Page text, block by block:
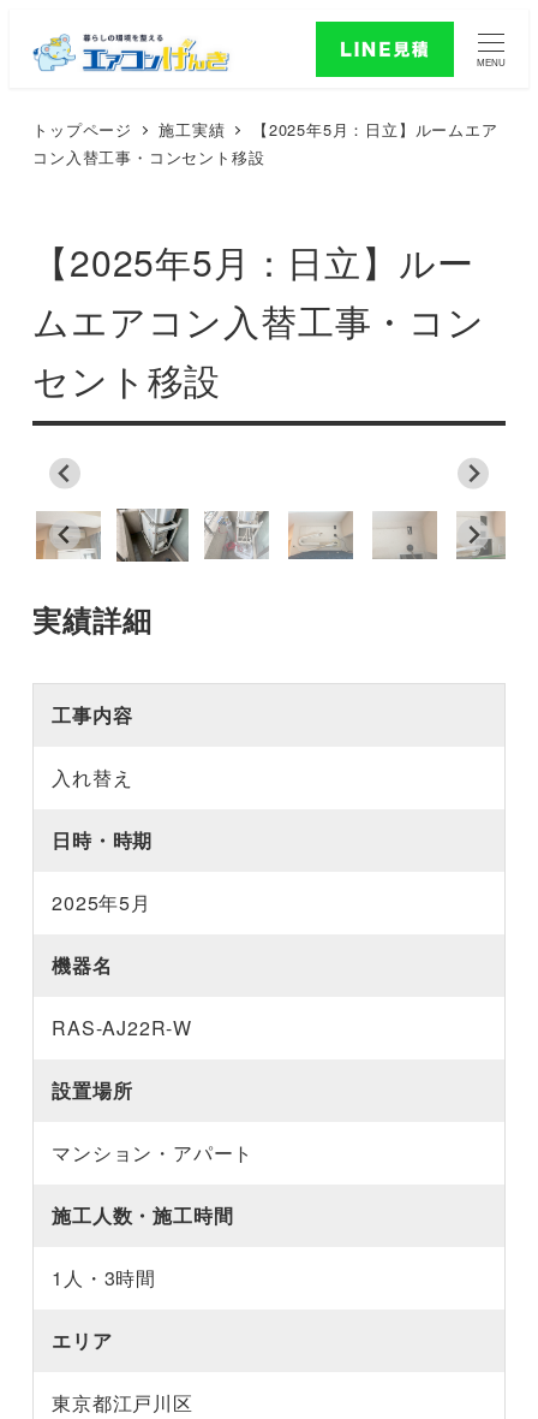
MENU
トップページ 施工実績
【2025年5月：日立】ルームエア
コン入替工事・コンセント移設
【2025年5月：日立】ルー
ムエアコン入替工事・コン
セント移設
実績詳細
工事内容
入れ替え
日時・時期
2025年5月
機器名
RAS-AJ22R-W
設置場所
マンション・アパート
施工人数・施工時間
1人・3時間
エリア
東京都江戸川区